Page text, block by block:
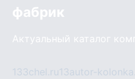
фабрик
Актуальный каталог
133chel.ru13autor-